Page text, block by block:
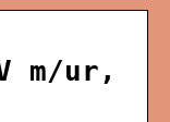
m/ur,